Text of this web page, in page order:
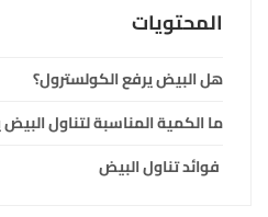
المحتويات
هل البيض يرفع الكولسترول؟
ما الكمية المناسبة لتناول البيض
فوائد تناول البيض